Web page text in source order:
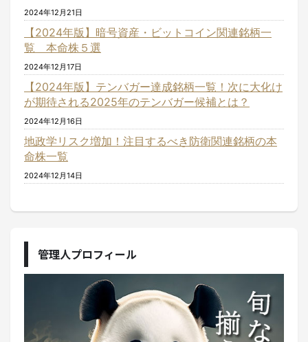
2024年12月21日
【2024年版】暗号資産・ビットコイン関連銘柄一
覧 本命株５選
2024年12月17日
【2024年版】テンバガー達成銘柄一覧！次に大化け
が期待される2025年のテンバガー候補とは？
2024年12月16日
地政学リスク増加！注目するべき防衛関連銘柄の本
命株一覧
2024年12月14日
管理人プロフィール